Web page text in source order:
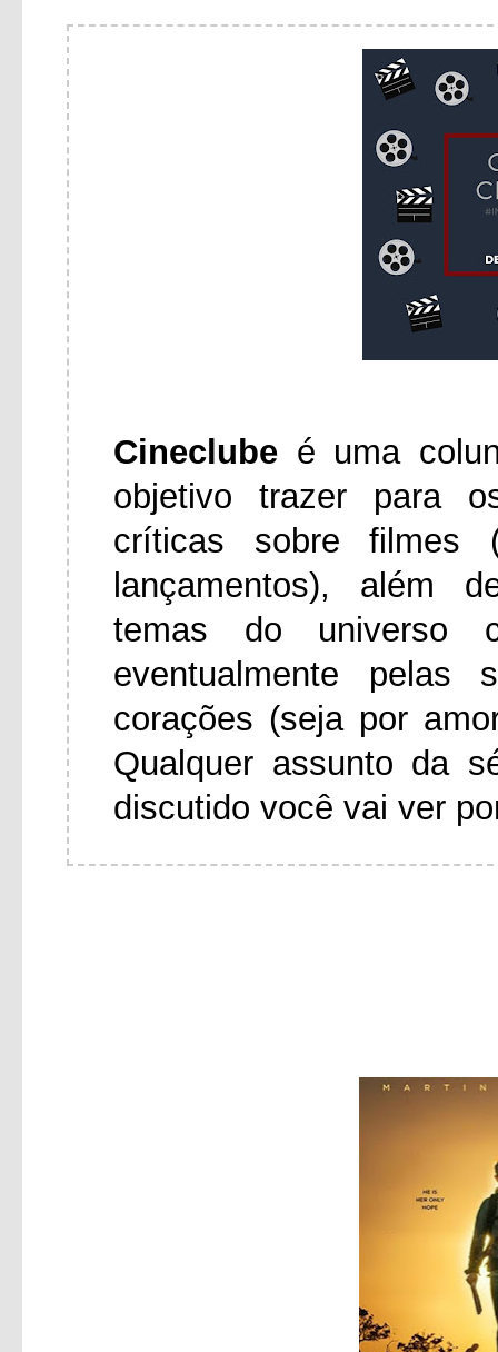
Cineclube é uma
objetivo trazer para
críticas sobre
lançamentos), além
temas do universo
eventualmente pelas
corações (seja por
Qualquer assunto da
discutido você vai ver